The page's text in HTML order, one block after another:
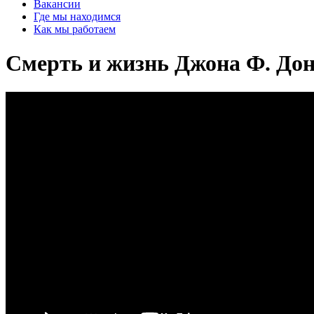
Вакансии
Где мы находимся
Как мы работаем
Смерть и жизнь Джона Ф.